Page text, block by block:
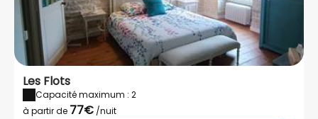
Les Flots
Capacité maximum : 2
à partir de 77€ /nuit